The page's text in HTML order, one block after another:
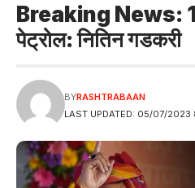
Breaking News:
पेट्रोल: नितिन गडकरी
LAST UPDATED: 05/07/2023
BYRASHTRABAAN